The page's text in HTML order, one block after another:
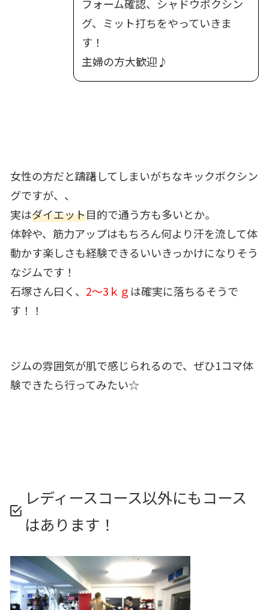
フォーム確認、シャドウボクシン
グ、ミット打ちをやっていきま
す！
主婦の方大歓迎♪
女性の方だと躊躇してしまいがちなキックボクシン
グですが、、
実はダイエット目的で通う方も多いとか。
体幹や、筋力アップはもちろん何より汗を流して体
動かす楽しさも経験できるいいきっかけになりそう
なジムです！
石塚さん曰く、 2～3ｋｇは確実に落ちるそうで
す！！
ジムの雰囲気が肌で感じられるので、ぜひ1コマ体
験できたら行ってみたい☆
レディースコース以外にもコース
はあります！